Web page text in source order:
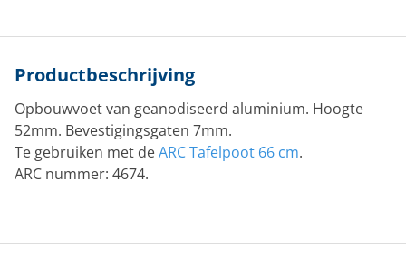
Productbeschrijving
Opbouwvoet van geanodiseerd aluminium. Hoogte
52mm. Bevestigingsgaten 7mm.
Te gebruiken met deARC Tafelpoot 66 cm.
ARC nummer: 4674.